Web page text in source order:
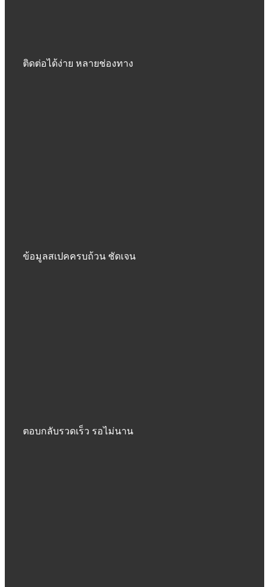
ติดต่อได้ง่าย หลายช่องทาง
ข้อมูลสเปคครบถ้วน ชัดเจน
ตอบกลับรวดเร็ว รอไม่นาน